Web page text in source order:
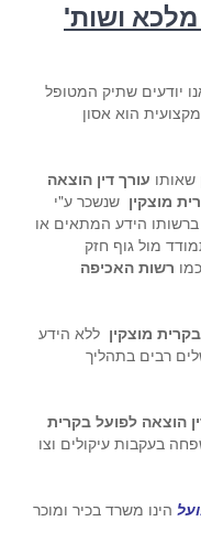
ושות'
אנו יודעים שתיק המטופל
הוא אסון
שאותו עורך דין הוצאה
מוצקין שנשכר ע"י
ברשותו הידע המתאים או
מול גוף חזק
רשות האכיפה
מוצקין ללא הידע
רבים בתהליך
הוצאה לפועל בקרית
בעקבות עיקולים וצו
הינו משרד בכיר ומוכר